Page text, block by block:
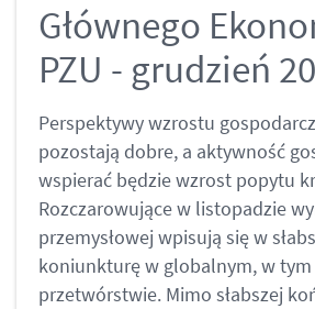
Głównego
PZU - grudzień
Perspektywy wzrostu
pozostają dobre, a aktywność
wspierać będzie wzrost popytu
Rozczarowujące w listopadzie
przemysłowej wpisują się w
koniunkturę w globalnym, w
przetwórstwie. Mimo słabszej